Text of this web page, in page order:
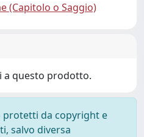
(Capitolo o Saggio)
a questo prodotto.
protetti da copyright e
salvo diversa